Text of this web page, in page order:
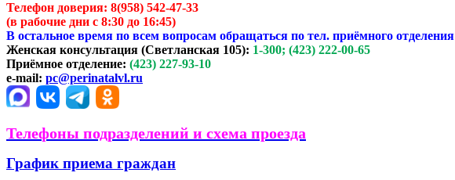
Телефон доверия: 8(958) 542-47-33
(в рабочие дни с 8:30 до 16:45)
В остальное время по всем вопросам обращаться по тел. приёмного отделения
Женская консультация (Светланская 105): 1-300; (423) 222-00-65
Приёмное отделение: (423) 227-93-10
e-mail: pc@perinatalvl.ru
Телефоны подразделений и схема проезда
График приема граждан